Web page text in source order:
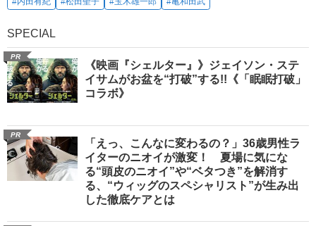
SPECIAL
PR
《映画『シェルター』》ジェイソン・ステ
イサムがお盆を“打破”する!!《「眠眠打破」
コラボ》
PR
「えっ、こんなに変わるの？」36歳男性ラ
イターのニオイが激変！ 夏場に気にな
る“頭皮のニオイ”や“ベタつき”を解消す
る、“ウィッグのスペシャリスト”が生み出
した徹底ケアとは